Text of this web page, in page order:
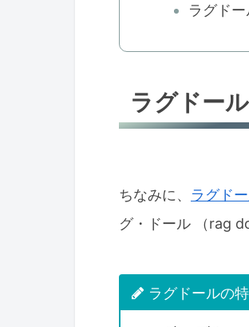
ラグド
ラグドー
ちなみに、 ラグド
グ・ドール （rag
ラグドールの